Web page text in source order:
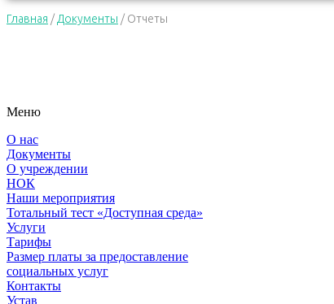
Главная / Документы / Отчеты
Меню
О нас
Документы
О учреждении
НОК
Наши мероприятия
Тотальный тест «Доступная среда»
Услуги
Тарифы
Размер платы за предоставление
социальных услуг
Контакты
Устав